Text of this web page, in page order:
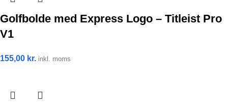
Golfbolde med Express Logo – Titleist Pro
V1
155,00 kr. inkl. moms